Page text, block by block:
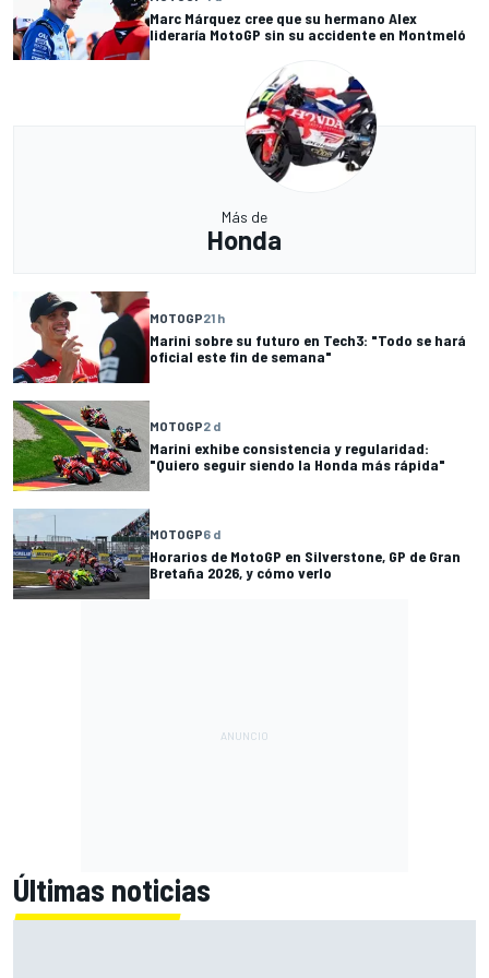
Marc Márquez cree que su hermano Alex
lideraría MotoGP sin su accidente en Montmeló
Más de
Honda
MOTOGP21 h
Marini sobre su futuro en Tech3: "Todo se hará
oficial este fin de semana"
MOTOGP2 d
Marini exhibe consistencia y regularidad:
"Quiero seguir siendo la Honda más rápida"
MOTOGP6 d
Horarios de MotoGP en Silverstone, GP de Gran
Bretaña 2026, y cómo verlo
Últimas noticias